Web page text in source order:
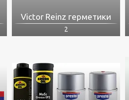
Victor Reinz герметики
2